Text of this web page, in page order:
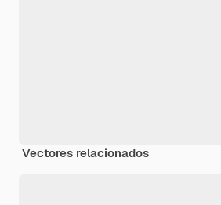
Vectores relacionados